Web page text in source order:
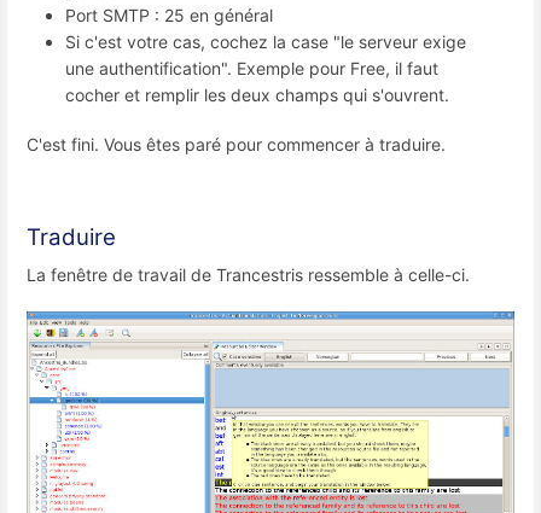
Port SMTP : 25 en général
Si c'est votre cas, cochez la case "le serveur exige
une authentification". Exemple pour Free, il faut
cocher et remplir les deux champs qui s'ouvrent.
C'est fini. Vous êtes paré pour commencer à traduire.
Traduire
La fenêtre de travail de Trancestris ressemble à celle-ci.